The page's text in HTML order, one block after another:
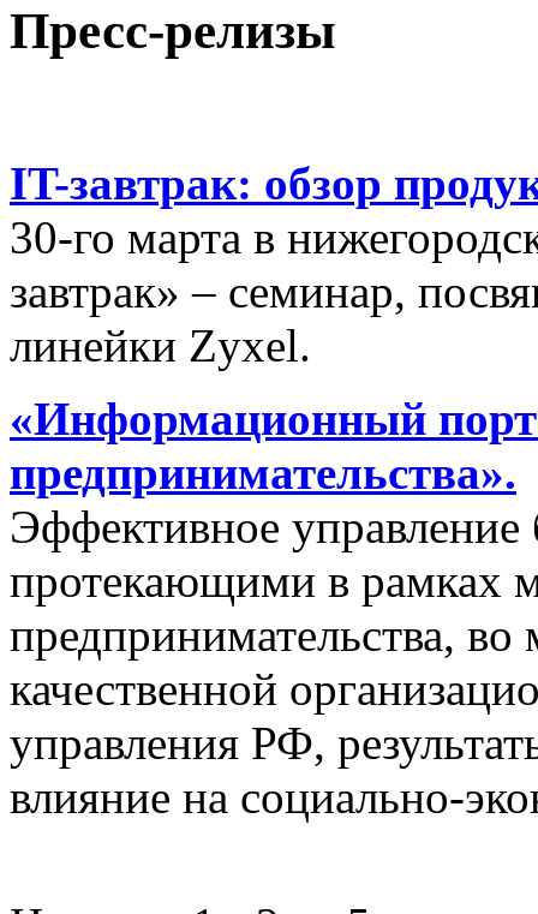
Пресс-релизы
IT-завтрак: обзор
30-го марта в
завтрак» – семинар,
линейки Zyxel.
«Информационный
предпринимательства».
Эффективное управление
протекающими в рамках
предпринимательства,
качественной
управления РФ,
влияние на социально-